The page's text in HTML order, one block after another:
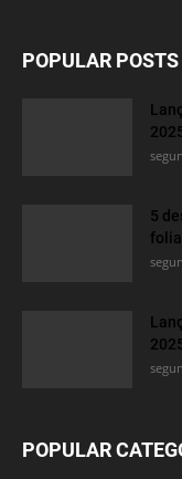
POPULAR POSTS
5
POPULAR